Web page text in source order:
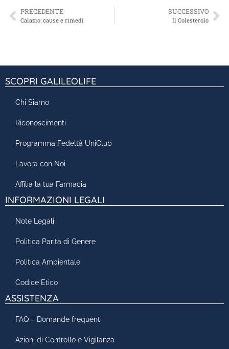
PRECEDENTE
Calazio: cause e rimedi
SUCCESSIVO
Il Colesterolo
SCOPRI GALILEOLIFE
Chi Siamo
Riconoscimenti
Programma Fedeltà UniClub
Lavora con Noi
Affilia la tua Farmacia
INFORMAZIONI LEGALI
Note Legali
Politica Parità di Genere
Politica Ambientale
Codice Etico
ASSISTENZA
FAQ – Domande frequenti
Azioni di Controllo e Vigilanza